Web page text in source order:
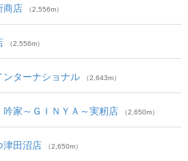
商店 （2,556m）
（2,556m）
ンターナショナル （2,643m）
家～ＧＩＮＹＡ～実籾店 （2,650m）
津田沼店 （2,650m）